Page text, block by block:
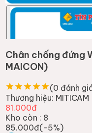
Chân chống đứng
MAICON)
(0 đánh
Thương hiệu: MITICAM
81.000đ
Kho còn : 8
85.000đ(-5%)